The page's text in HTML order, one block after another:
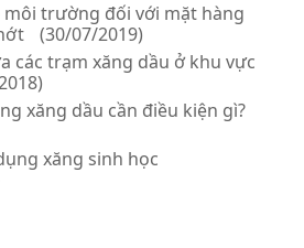
môi trường đối với mặt hàng
(30/07/2019)
các trạm xăng dầu ở khu vực
xăng dầu cần điều kiện gì?
xăng sinh học